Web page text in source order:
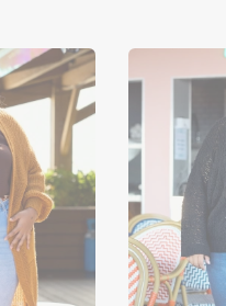
Pantalons
et pantacourt
Leggings et cyclistes
MATERNITÉ